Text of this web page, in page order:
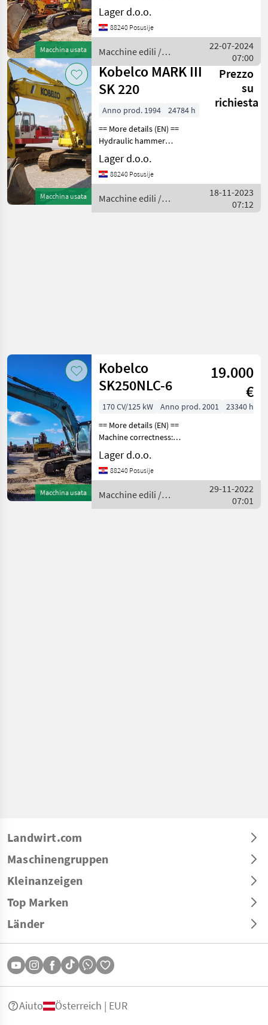
Macchina usata
Correct Bucket dimensions:
1200 mm Caterpillar width:
600 mm hammer
1.3m3 basket wid
Lager d.o.o.
88240 Posusije
Macchine edili /
Kobelco
22-07-2024
07:00
Macchina usata
Kobelco MARK III
SK 220
Prezzo
su
richiesta
Anno prod. 1994
24784 h
== More details (EN) ==
Hydraulic hammer
installation quick cloutch
Macchine edili Escavatori
cingolati
Lager d.o.o.
88240 Posusije
Macchine edili /
Kobelco
18-11-2023
07:12
Macchina usata
Kobelco
SK250NLC-6
19.000
€
170 CV/125 kW Anno prod. 2001
23340 h
== More details (EN) ==
Machine correctness:
Correct Caterpillar width:
600 mm installation for
hammer/pliers mechanical
bucket 1.4m3
Lager d.o.o.
88240 Posusije
Macchine edili /
Kobelco
29-11-2022
07:01
Landwirt.com
Maschinengruppen
Kleinanzeigen
Top Marken
Länder
Aiuto Österreich | EUR